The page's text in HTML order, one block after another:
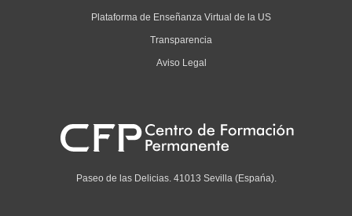
Plataforma de Enseñanza Virtual de la US
Transparencia
Aviso Legal
Paseo de las Delicias. 41013 Sevilla (Espańa).